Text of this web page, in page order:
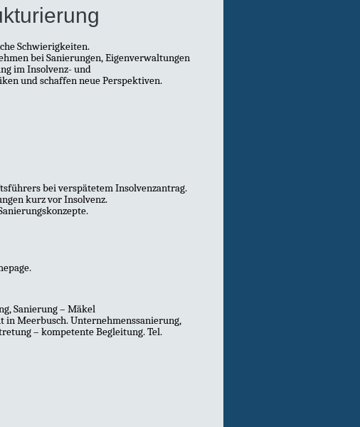
Schwierigkeiten.
bei Sanierungen, Eigenverwaltungen
im Insolvenz- und
und schaffen neue Perspektiven.
bei verspätetem Insolvenzantrag.
kurz vor Insolvenz.
Sanierung – Mäkel
in Meerbusch. Unternehmenssanierung,
– kompetente Begleitung. Tel.